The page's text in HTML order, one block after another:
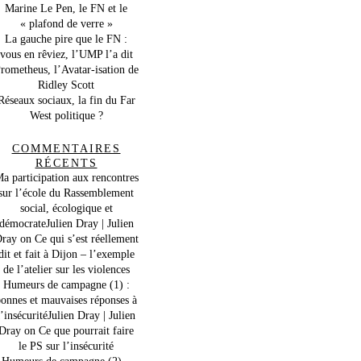
Marine Le Pen, le FN et le
« plafond de verre »
La gauche pire que le FN :
vous en rêviez, l’UMP l’a dit
l’Avatar-isation de
Ridley Scott
sociaux, la fin du Far
West politique ?
COMMENTAIRES
RÉCENTS
participation aux rencontres
l’école du Rassemblement
social, écologique et
démocrateJulien Dray | Julien
on Ce qui s’est réellement
et fait à Dijon – l’exemple
de l’atelier sur les violences
Humeurs de campagne (1) :
et mauvaises réponses à
Dray | Julien
on Ce que pourrait faire
le PS sur l’insécurité